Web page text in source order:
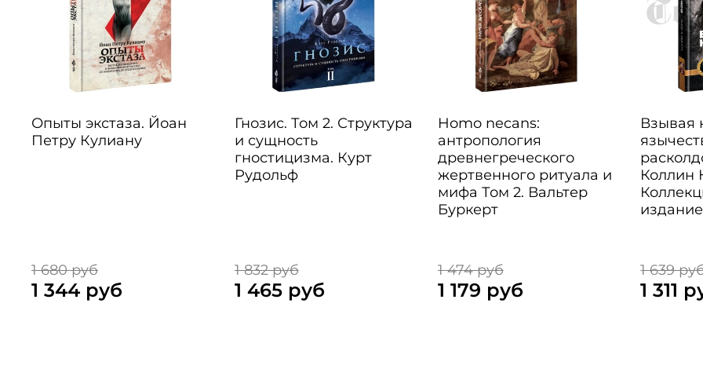
Опыты экстаза. Йоан
Петру Кулиану
1 680 руб
1 344 руб
Гнозис. Том 2. Структура
и сущность
гностицизма. Курт
Рудольф
1 832 руб
1 465 руб
Homo necans:
антропология
древнегреческого
жертвенного ритуала и
мифа Том 2. Вальтер
Буркерт
1 474 руб
1 179 руб
Взывая
Коллин
издание
1 639
1 311